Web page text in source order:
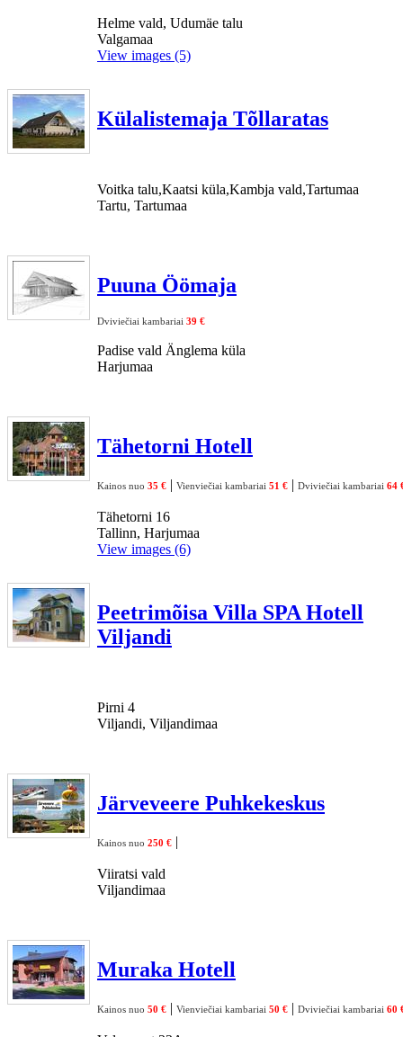
Helme vald, Udumäe talu
Valgamaa
View images (5)
Külalistemaja Tõllaratas
Voitka talu,Kaatsi küla,Kambja vald,Tartumaa
Tartu, Tartumaa
Puuna Öömaja
Dviviečiai kambariai 39 €
Padise vald Änglema küla
Harjumaa
Tähetorni Hotell
Kainos nuo 35 € | Vienviečiai kambariai 51 € | Dviviečiai kambariai 64
Tähetorni 16
Tallinn, Harjumaa
View images (6)
Peetrimõisa Villa SPA Hotell
Viljandi
Pirni 4
Viljandi, Viljandimaa
Järveveere Puhkekeskus
Kainos nuo 250 € |
Viiratsi vald
Viljandimaa
Muraka Hotell
Kainos nuo 50 € | Vienviečiai kambariai 50 € | Dviviečiai kambariai 60